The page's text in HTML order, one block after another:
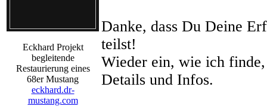
Eckhard Projekt
begleitende
Restaurierung eines
68er Mustang
eckhard.dr-
mustang.com
Danke, dass Du Deine
teilst!
Wieder ein, wie ich
Details und Infos.